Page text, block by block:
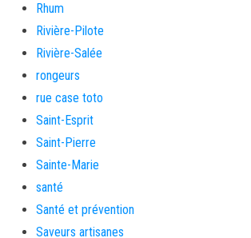
Rhum
Rivière-Pilote
Rivière-Salée
rongeurs
rue case toto
Saint-Esprit
Saint-Pierre
Sainte-Marie
santé
Santé et prévention
Saveurs artisanes